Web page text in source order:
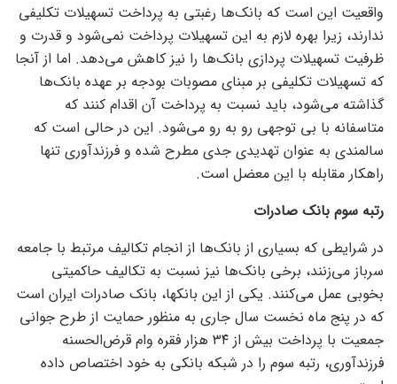
واقعیت این است که بانک‌ها رغبتی به پرداخت تسهیلات تکلیفی
ندارند، زیرا بهره لازم به این تسهیلات پرداخت نمی‌شود و قدرت و
ظرفیت تسهیلات پردازی بانک‌ها را نیز کاهش می‌دهد. اما از آنجا
که تسهیلات تکلیفی بر مبنای مصوبات بودجه بر عهده بانک‌ها
گذاشته می‌شود، باید نسبت به پرداخت آن اقدام کنند که
متاسفانه با بی توجهی رو به رو می‌شود. این در حالی است که
سالمندی به عنوان تهدیدی جدی مطرح شده و فرزندآوری تنها
راهکار مقابله با این معضل است.
رتبه سوم بانک صادرات
در شرایطی که بسیاری از بانک‌ها از انجام تکالیف مرتبط با جامعه
سرباز می‌زنند، برخی بانک‌ها نیز نسبت به تکالیف حاکمیتی
بخوبی عمل می‌کنند. یکی از این بانکها، بانک صادرات ایران است
که در پنج ماه نخست سال جاری به منظور حمایت از طرح جوانی
جمعیت با پرداخت بیش از ۳۴ هزار فقره وام قرض‌الحسنه
فرزندآوری، رتبه سوم را در شبکه بانکی به خود اختصاص داده